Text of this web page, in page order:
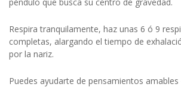
Respira tranquilamente, haz unas 6 ó 9
completas, alargando el tiempo de
por la nariz.
Puedes ayudarte de pensamientos